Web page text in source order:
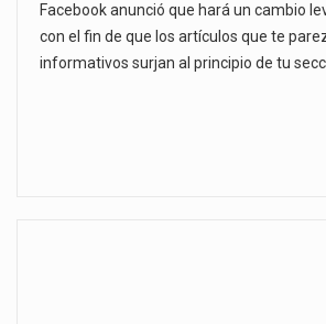
Facebook anunció que hará un cambio
con el fin de que los artículos que te
informativos surjan al principio de tu